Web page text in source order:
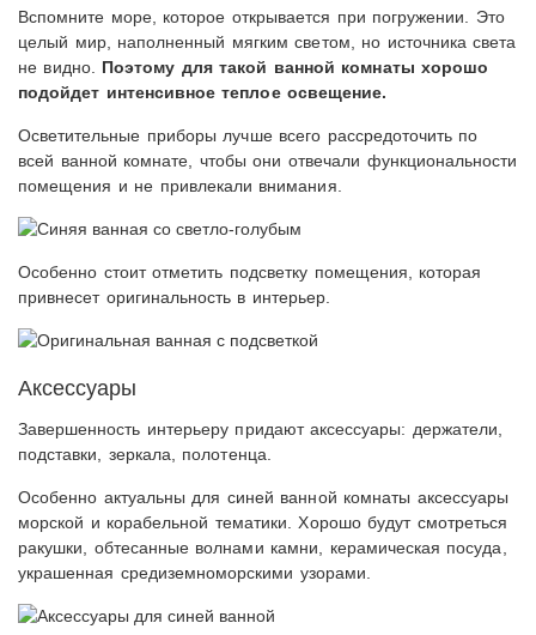
Вспомните море, которое открывается при погружении. Это
целый мир, наполненный мягким светом, но источника света
не видно. Поэтому для такой ванной комнаты хорошо
подойдет интенсивное теплое освещение.
Осветительные приборы лучше всего рассредоточить по
всей ванной комнате, чтобы они отвечали функциональности
помещения и не привлекали внимания.
Особенно стоит отметить подсветку помещения, которая
привнесет оригинальность в интерьер.
Аксессуары
Завершенность интерьеру придают аксессуары: держатели,
подставки, зеркала, полотенца.
Особенно актуальны для синей ванной комнаты аксессуары
морской и корабельной тематики. Хорошо будут смотреться
ракушки, обтесанные волнами камни, керамическая посуда,
украшенная средиземноморскими узорами.